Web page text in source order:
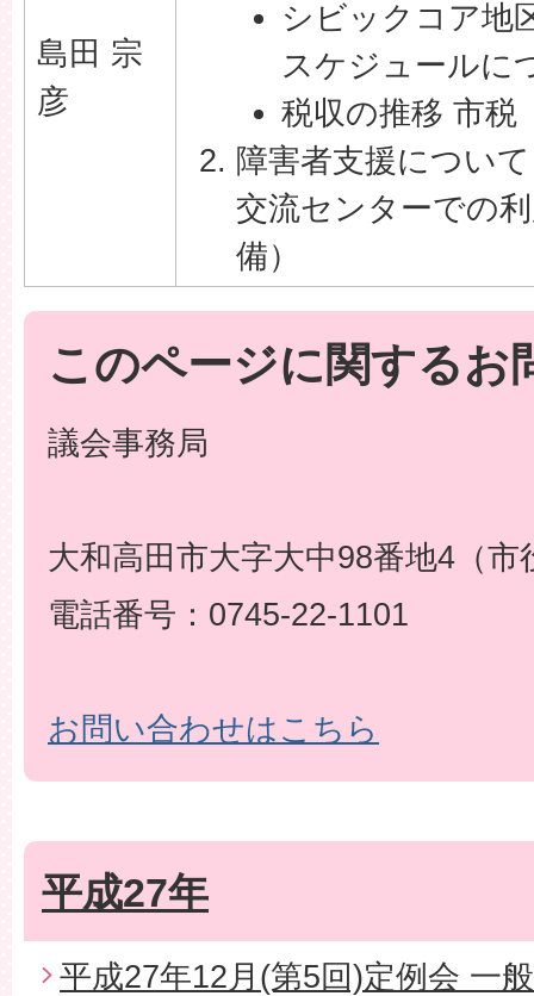
島田 宗
彦
シビックコア地
スケジュールに
税収の推移 市税
障害者支援について
交流センターでの
備）
このページに関するお
議会事務局
大和高田市大字大中98番地4（市
電話番号：0745-22-1101
お問い合わせはこちら
平成27年
平成27年12月(第5回)定例会 一